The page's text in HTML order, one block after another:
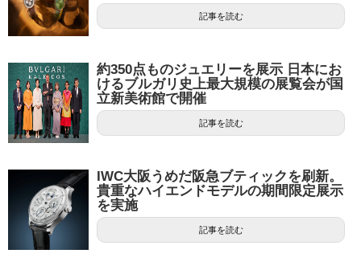
記事を読む
約350点ものジュエリーを展示 日本にお
けるブルガリ史上最大規模の展覧会が国
立新美術館で開催
記事を読む
IWC大阪うめだ阪急ブティックを刷新。
貴重なハイエンドモデルの期間限定展示
を実施
記事を読む